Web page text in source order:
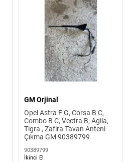
GM Orjinal
Opel Astra F G, Corsa B C,
Combo B C, Vectra B, Agila,
Tigra , Zafira Tavan Anteni
Çıkma GM 90389799
90389799
İkinci El